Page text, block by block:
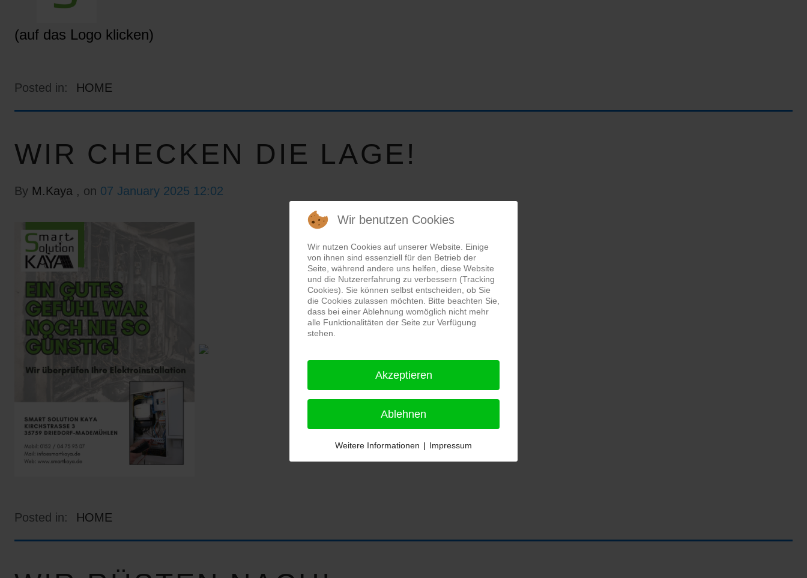
(auf das Logo klicken)
Posted in: HOME
WIR CHECKEN DIE LAGE!
By M.Kaya , on 07 January 2025 12:02
Posted in: HOME
Wir benutzen Cookies
Wir nutzen Cookies auf unserer Website. Einige
von ihnen sind essenziell für den Betrieb der
Seite, während andere uns helfen, diese Website
und die Nutzererfahrung zu verbessern (Tracking
Cookies). Sie können selbst entscheiden, ob Sie
die Cookies zulassen möchten. Bitte beachten Sie,
dass bei einer Ablehnung womöglich nicht mehr
alle Funktionalitäten der Seite zur Verfügung
stehen.
Akzeptieren
Ablehnen
Weitere Informationen | Impressum